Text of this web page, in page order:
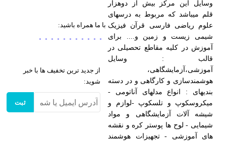
وسایل این مرکز بیش از دوهزار
قلم میباشد که مربوط به درسهای
علوم ریاضی فارسی قرآن فیزیک
شیمی زیست و زمین و.... برای
آموزش در کلیه مقاطع تحصیلی در
قالب : وسایل
آموزشی،آزمایشگاهی،
هوشمندسازی و کارگاهی و در دسته
بندیهای : انواع مدلهای آناتومی -
میکروسکوپ و تلسکوپ -لوازم و
شیشه آلات آزمایشگاهی و مواد
شیمایی - لوح ها پوستر کره و نقشه
های آموزشی - تجهیزات هوشمند
با ما همراه باشید:
از جدید ترین تخفیف ها با خبر
شوید:
ثبت